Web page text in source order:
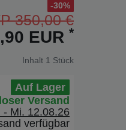
-30%
350,00 €
EUR *
Inhalt 1 Stück
Auf Lager
Versand
- Mi. 12.08.26
verfügbar